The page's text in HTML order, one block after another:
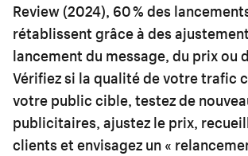
Review (2024), 60 % des
rétablissent grâce à des
lancement du message, du prix ou
Vérifiez si la qualité de votre trafic
votre public cible, testez de
publicitaires, ajustez le prix,
clients et envisagez un «